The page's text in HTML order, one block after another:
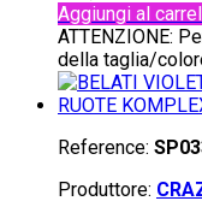
Aggiungi al
ATTENZIONE:
della taglia/
Reference:
Produttore: